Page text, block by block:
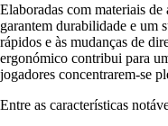
Elaboradas com materiais
garantem durabilidade e um
rápidos e às mudanças de
ergonómico contribui para
jogadores concentrarem-se
Entre as características